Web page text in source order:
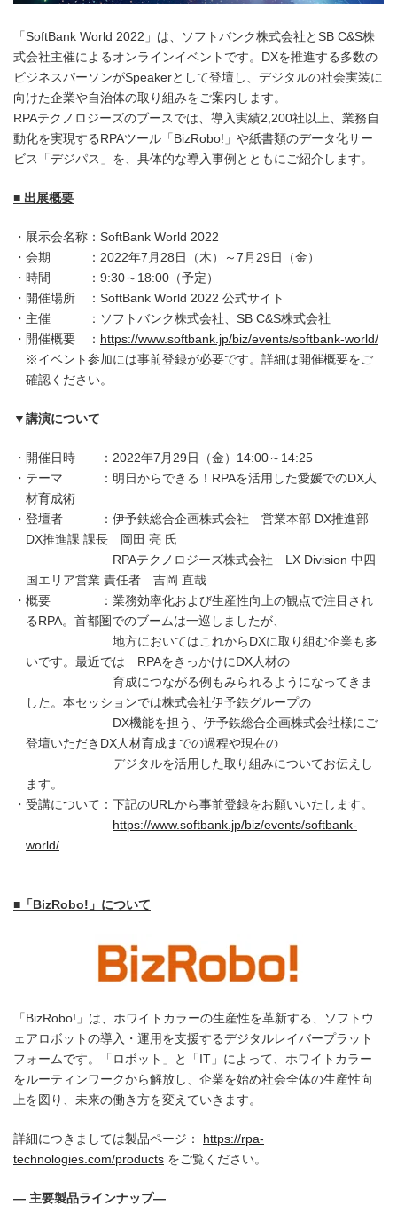
「SoftBank World 2022」は、ソフトバンク株式会社とSB C&S株
式会社主催によるオンラインイベントです。DXを推進する多数の
ビジネスパーソンがSpeakerとして登壇し、デジタルの社会実装に
向けた企業や自治体の取り組みをご案内します。
RPAテクノロジーズのブースでは、導入実績2,200社以上、業務自
動化を実現するRPAツール「BizRobo!」や紙書類のデータ化サー
ビス「デジパス」を、具体的な導入事例とともにご紹介します。
■ 出展概要
展示会名称：SoftBank World 2022
会期 ：2022年7月28日（木）～7月29日（金）
時間 ：9:30～18:00（予定）
開催場所 ：SoftBank World 2022 公式サイト
主催 ：ソフトバンク株式会社、SB C&S株式会社
開催概要 ： https://www.softbank.jp/biz/events/softbank-world/
※イベント参加には事前登録が必要です。詳細は開催概要をご
確認ください。
▼講演について
開催日時 ：2022年7月29日（金）14:00～14:25
テーマ ：明日からできる！RPAを活用した愛媛でのDX人
材育成術
登壇者 ：伊予鉄総合企画株式会社 営業本部 DX推進部
DX推進課 課長 岡田 亮 氏
RPAテクノロジーズ株式会社 LX Division 中四
国エリア営業 責任者 吉岡 直哉
概要 ：業務効率化および生産性向上の観点で注目され
るRPA。首都圏でのブームは一巡しましたが、
地方においてはこれからDXに取り組む企業も多
いです。最近では RPAをきっかけにDX人材の
育成につながる例もみられるようになってきま
した。本セッションでは株式会社伊予鉄グループの
DX機能を担う、伊予鉄総合企画株式会社様にご
登壇いただきDX人材育成までの過程や現在の
デジタルを活用した取り組みについてお伝えし
ます。
受講について：下記のURLから事前登録をお願いいたします。
https://www.softbank.jp/biz/events/softbank-
world/
■「BizRobo!」について
「BizRobo!」は、ホワイトカラーの生産性を革新する、ソフトウ
ェアロボットの導入・運用を支援するデジタルレイバープラット
フォームです。「ロボット」と「IT」によって、ホワイトカラー
をルーティンワークから解放し、企業を始め社会全体の生産性向
上を図り、未来の働き方を変えていきます。
詳細につきましては製品ページ： https://rpa-
technologies.com/products をご覧ください。
― 主要製品ラインナップ―